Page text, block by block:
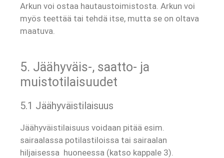
Arkun voi ostaa hautaustoimistosta. Arkun voi
myös teettää tai tehdä itse, mutta se on oltava
maatuva.
5. Jäähyväis-, saatto- ja
muistotilaisuudet
5.1 Jäähyväistilaisuus
Jäähyväistilaisuus voidaan pitää esim.
sairaalassa potilastiloissa tai sairaalan
hiljaisessa huoneessa (katso kappale 3).